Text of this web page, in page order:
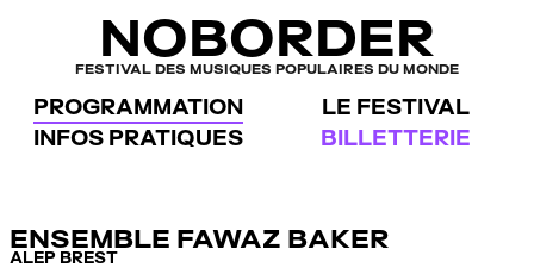
NOBORDER
FESTIVAL DES MUSIQUES POPULAIRES DU MONDE
PROGRAMMATION
LE FESTIVAL
INFOS PRATIQUES
BILLETTERIE
ENSEMBLE FAWAZ BAKER
ALEP BREST